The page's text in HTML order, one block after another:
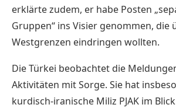
erklärte zudem, er habe Posten
Gruppen“ ins Visier genommen, die
Westgrenzen eindringen wollten.
Die Türkei beobachtet die
Aktivitäten mit Sorge. Sie hat
kurdisch-iranische Miliz PJAK im